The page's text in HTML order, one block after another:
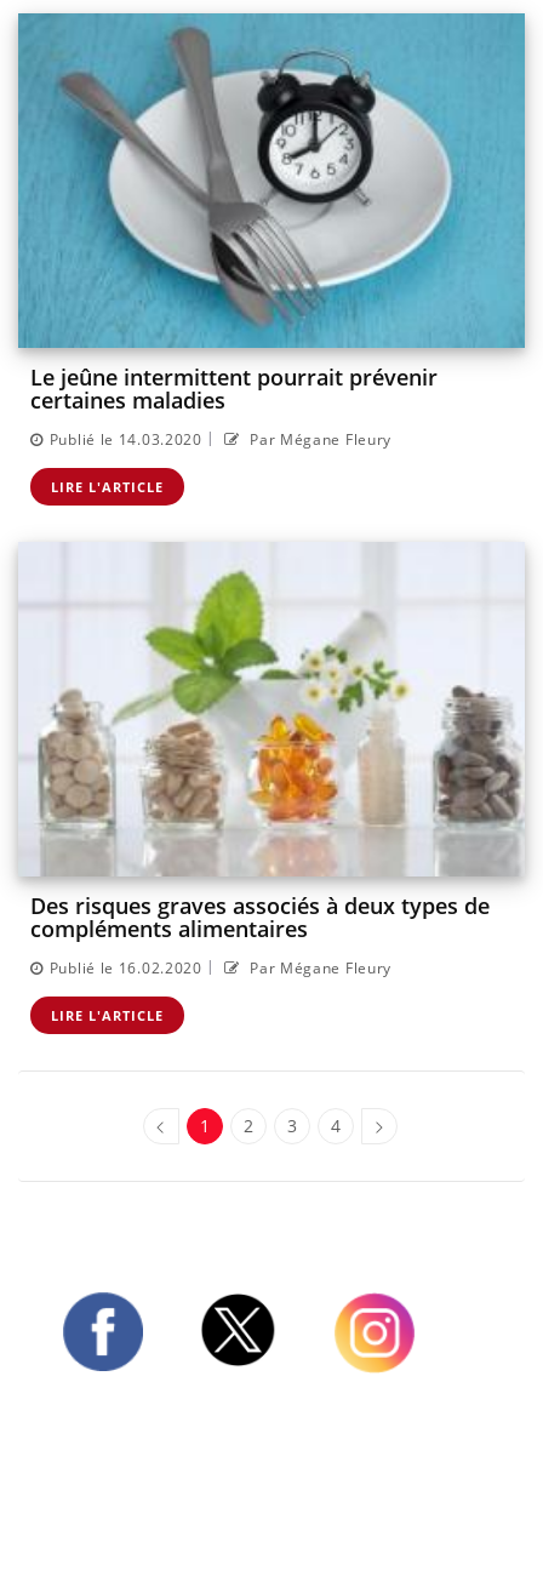
Le jeûne intermittent pourrait prévenir
certaines maladies
Publié le 14.03.2020 | Par Mégane Fleury
LIRE L'ARTICLE
Des risques graves associés à deux types de
compléments alimentaires
Publié le 16.02.2020 | Par Mégane Fleury
LIRE L'ARTICLE
1 2 3 4